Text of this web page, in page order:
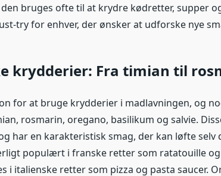
bruges ofte til at krydre kødretter, supper
try for enhver, der ønsker at udforske nye
krydderier: Fra timian til
for at bruge krydderier i madlavningen, og
rosmarin, oregano, basilikum og salvie.
har en karakteristisk smag, der kan løfte selv
populært i franske retter som ratatouille og
i italienske retter som pizza og pasta saucer.